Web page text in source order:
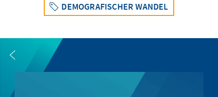
DEMOGRAFISCHER WANDEL